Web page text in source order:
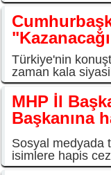
Türkiye'nin
zaman kala
MHP İl
Başkanına
Sosyal medyada
isimlere hapis